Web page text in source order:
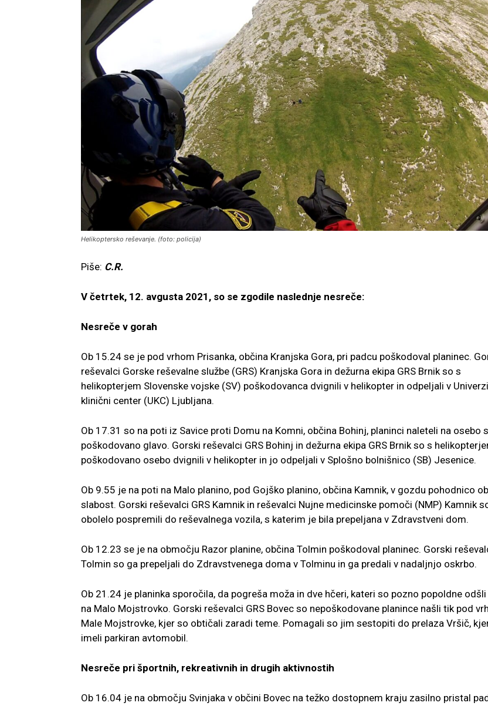
Helikoptersko reševanje. (foto: policija)
Piše: C.R.
V četrtek, 12. avgusta 2021, so se zgodile naslednje nesreče:
Nesreče v gorah
Ob 15.24 se je pod vrhom Prisanka, občina Kranjska Gora, pri padcu poškodoval planinec.
reševalci Gorske reševalne službe (GRS) Kranjska Gora in dežurna ekipa GRS Brnik so s
helikopterjem Slovenske vojske (SV) poškodovanca dvignili v helikopter in odpeljali v
klinični center (UKC) Ljubljana.
Ob 17.31 so na poti iz Savice proti Domu na Komni, občina Bohinj, planinci naleteli na osebo s
poškodovano glavo. Gorski reševalci GRS Bohinj in dežurna ekipa GRS Brnik so s
poškodovano osebo dvignili v helikopter in jo odpeljali v Splošno bolnišnico (SB) Jesenice.
Ob 9.55 je na poti na Malo planino, pod Gojško planino, občina Kamnik, v gozdu pohodnico
slabost. Gorski reševalci GRS Kamnik in reševalci Nujne medicinske pomoči (NMP) Kamnik
obolelo pospremili do reševalnega vozila, s katerim je bila prepeljana v Zdravstveni dom.
Ob 12.23 se je na območju Razor planine, občina Tolmin poškodoval planinec. Gorski
Tolmin so ga prepeljali do Zdravstvenega doma v Tolminu in ga predali v nadaljnjo oskrbo.
Ob 21.24 je planinka sporočila, da pogreša moža in dve hčeri, kateri so pozno popoldne odšli
na Malo Mojstrovko. Gorski reševalci GRS Bovec so nepoškodovane planince našli tik pod
Male Mojstrovke, kjer so obtičali zaradi teme. Pomagali so jim sestopiti do prelaza Vršič,
imeli parkiran avtomobil.
Nesreče pri športnih, rekreativnih in drugih aktivnostih
Ob 16.04 je na območju Svinjaka v občini Bovec na težko dostopnem kraju zasilno pristal